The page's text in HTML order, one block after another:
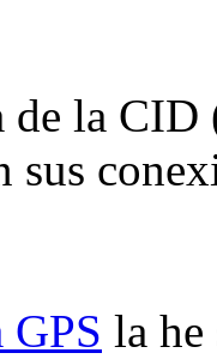
de la
sus
GPS la